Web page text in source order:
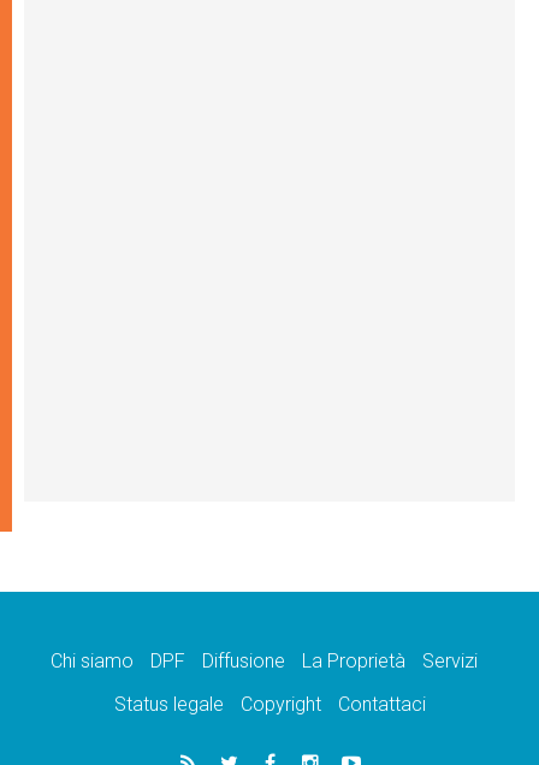
Chi siamo DPF Diffusione La Proprietà
Servizi
Status legale
Copyright Contattaci